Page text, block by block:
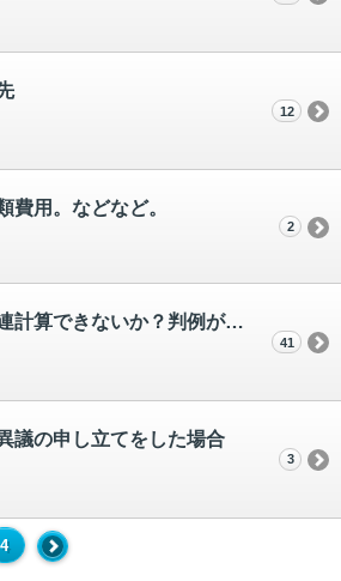
12
費用。などなど。
2
契約が併存するが一連計算できないか？判例があればご教示ください。
41
議の申し立てをした場合
3
4